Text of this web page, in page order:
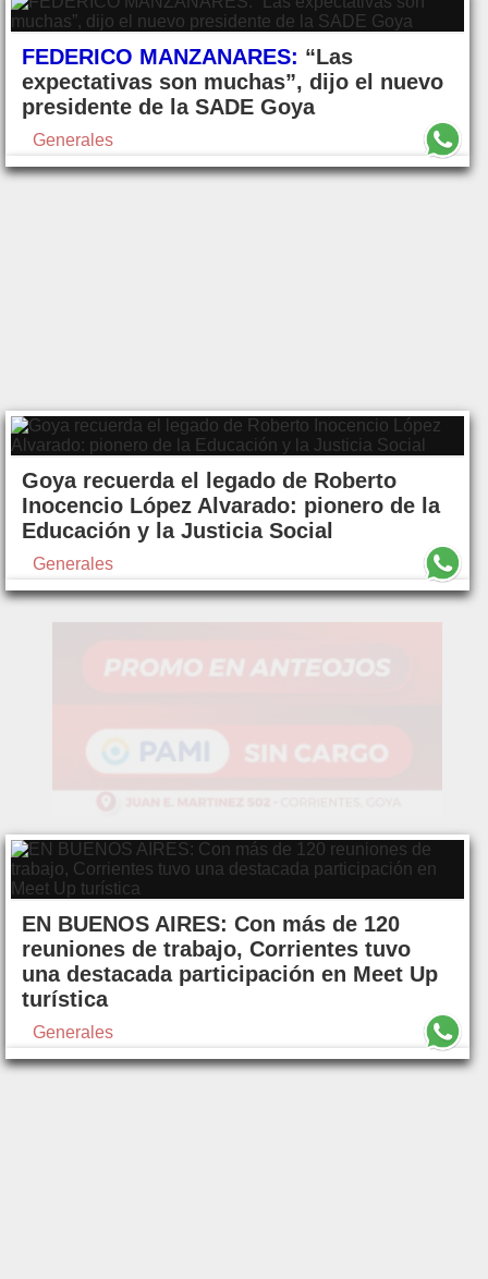
FEDERICO MANZANARES: “Las
expectativas son muchas”, dijo el nuevo
presidente de la SADE Goya
Generales
Goya recuerda el legado de Roberto
Inocencio López Alvarado: pionero de la
Educación y la Justicia Social
Generales
EN BUENOS AIRES: Con más de 120
reuniones de trabajo, Corrientes tuvo
una destacada participación en Meet Up
turística
Generales